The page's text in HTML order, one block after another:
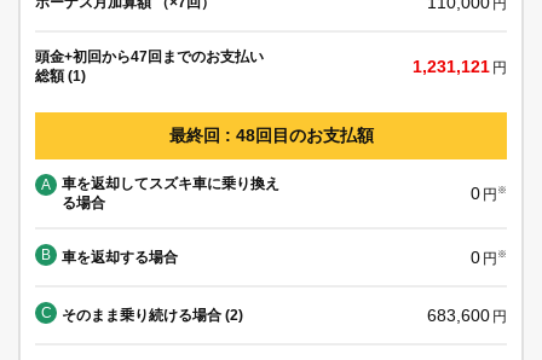
円
頭金+初回から47回までのお支払い
総額 (1)
1,231,121 円
最終回 : 48回目のお支払額
A
車を返却してスズキ車に乗り換え
る場合
0 円 ※
B 車を返却する場合 0 円 ※
C そのまま乗り続ける場合 (2) 683,600 円